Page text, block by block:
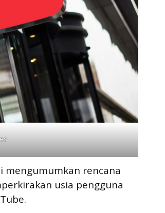
mengumumkan rencana
usia pengguna